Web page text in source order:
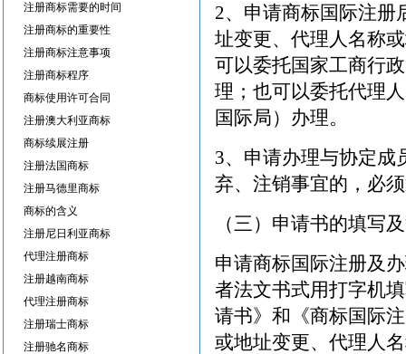
注册商标需要的时间
注册商标的重要性
注册商标注意事项
注册商标程序
商标使用许可合同
注册澳大利亚商标
商标续展注册
注册法国商标
注册马德里商标
商标的含义
注册尼日利亚商标
代理注册商标
注册越南商标
代理注册商标
注册瑞士商标
注册驰名商标
2、申请商标国际注册
址变更、代理人名称
可以委托国家工商行
理；也可以委托代理
国际局）办理。
3、申请办理与协定成
弃、注销事宜的，必
（三）申请书的填写
申请商标国际注册及
者法文书式用打字机
请书》和《商标国际
或地址变更、代理人